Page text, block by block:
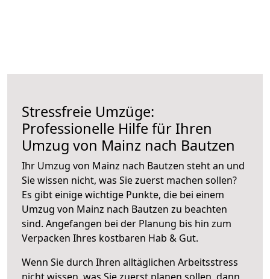
Stressfreie Umzüge:
Professionelle Hilfe für Ihren
Umzug von Mainz nach Bautzen
Ihr Umzug von Mainz nach Bautzen steht an und
Sie wissen nicht, was Sie zuerst machen sollen?
Es gibt einige wichtige Punkte, die bei einem
Umzug von Mainz nach Bautzen zu beachten
sind. Angefangen bei der Planung bis hin zum
Verpacken Ihres kostbaren Hab & Gut.
Wenn Sie durch Ihren alltäglichen Arbeitsstress